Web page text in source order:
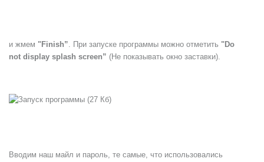
и жмем "Finish”. При запуске программы можно отметить "Do
not display splash screen” (Не показывать окно заставки).
Вводим наш майл и пароль, те самые, что использовались